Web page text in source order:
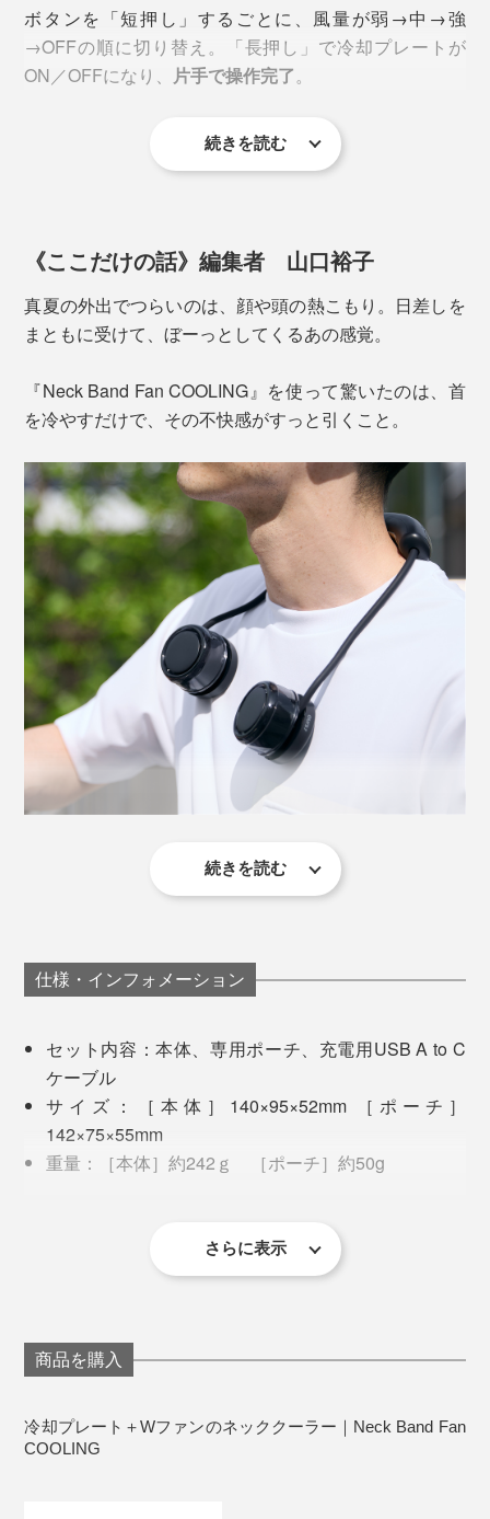
冷えない」ものが多かったなか、「Neck Band Fan
COOLING」は、 軽量・コンパクトと高い冷却性能を両
立。
放熱フィンが空気と触れる面積を最大にして、冷却効率
をアップ。長時間でも安定して冷やすことができます。
ではなく、ファン内部のタービンが回転。空気を吸い込
み、吹出口に風を送り出す際の圧力差で風を生み出しま
す。
羽根なしで髪を巻き込むリスクが低く、吹き出し口に安
全カバーがついているので、指やその他の異物も入りに
くい設計です。
収納時は、アームをファンの周りに巻きつけて、さらに
コンパクトに。
レザー調のポーチがキズや汚れから本体を守り、持ち運
びにも便利。バッグの中でもかさばらず、旅行にもぴっ
たりです。
ボタンを「短押し」するごとに、風量が弱→中→強
→OFFの順に切り替え。「長押し」で冷却プレートが
ON／OFFになり、
片手で操作完了。
「扇風機のみ」「冷却プレートのみ」「両方同時」いず
れでも使えます。
冷却プレートは、起動時は「間欠モード」に設定され、
「連続モード」にも切り替えできます。
「間欠モード」 冷却45秒と休止15秒を繰り返す
「連続モード」 連続で冷却、30分で自動OFF
充電は、付属のUSB A to Cケーブルを使用し、約2.5時
間でフル充電。扇風機のみの使用で約1.5～5.5時間、扇
心。
そのほか、各種完全認証を取得し、国際基準をクリアし
た設計です。
続きを読む
《ここだけの話》編集者 山口裕子
真夏の外出でつらいのは、顔や頭の熱こもり。日差しを
まともに受けて、ぼーっとしてくるあの感覚。
『Neck Band Fan COOLING』を使って驚いたのは、首
を冷やすだけで、その不快感がすっと引くこと。
感動的なのは、冷却プレートの冷たさ。大袈裟ではな
ファンの風は、それだけではぬるく感じる場面でも、冷
る。
近い距離から送風されることで、風がしっかり届き、 顔
や頭のほてりを確実にクールダウン
続きを読む
仕様・インフォメーション
セット内容：本体、専用ポーチ、充電用USB A to C
ケーブル
サイズ：［本体］140×95×52mm ［ポーチ］
142×75×55mm
重量：［本体］約242ｇ ［ポーチ］約50g
1時間（扇風機＋冷却機能）
出力：8Ｗ(MAX）
充電ポート：USB-C
生産国 ：中国
保証：１年間
さらに表示
商品を購入
冷却プレート＋Wファンのネッククーラー｜Neck Band Fan
COOLING